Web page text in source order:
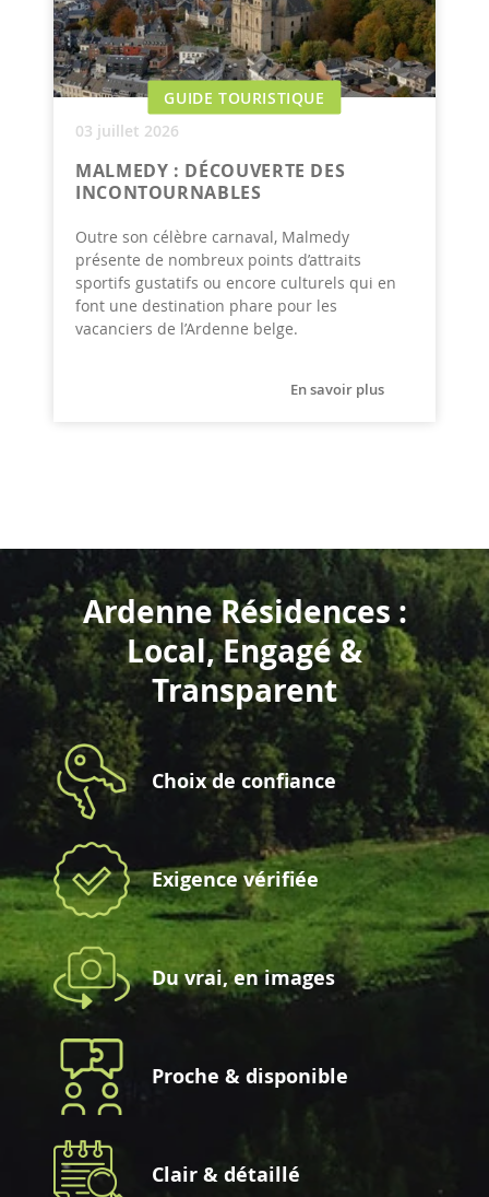
GUIDE TOURISTIQUE
03 juillet 2026
MALMEDY : DÉCOUVERTE DES
INCONTOURNABLES
Outre son célèbre carnaval, Malmedy
présente de nombreux points d’attraits
sportifs gustatifs ou encore culturels qui en
font une destination phare pour les
vacanciers de l’Ardenne belge.
En savoir plus
Ardenne Résidences :
Local, Engagé &
Transparent
Choix de confiance
Exigence vérifiée
Du vrai, en images
Proche & disponible
Clair & détaillé